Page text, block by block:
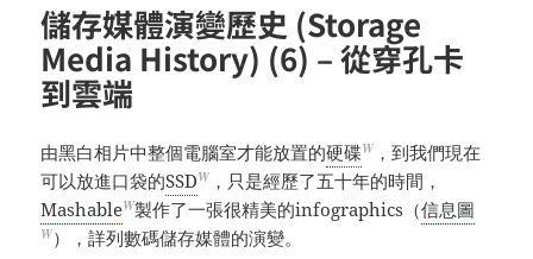
儲存媒體演變歷史 (Storage
Media History) (6) – 從穿孔卡
到雲端
由黑白相片中整個電腦室才能放置的硬碟W ，到我們現在
可以放進口袋的SSDW ，只是經歷了五十年的時間，
MashableW製作了一張很精美的infographics（信息圖
W），詳列數碼儲存媒體的演變。